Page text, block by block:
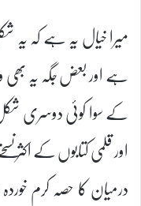
میرا خیال یہ ہے کہ
ہے اور بعض جگہ یہ بھی
کے سوا کوئی دوسری
اور قلمی کتابوں کے
درمیان کا حصہ کرم